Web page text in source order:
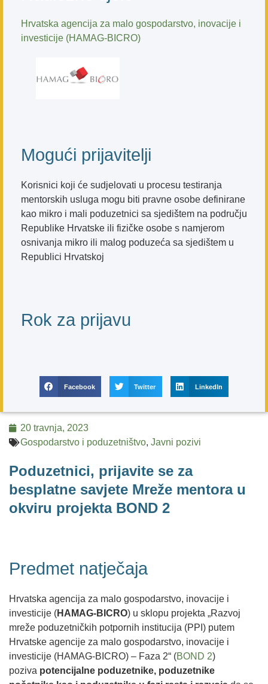
Hrvatska agencija za malo gospodarstvo, inovacije i
investicije (HAMAG-BICRO)
Mogući prijavitelji
Korisnici koji će sudjelovati u procesu testiranja
mentorskih usluga mogu biti pravne osobe definirane
kao mikro i mali poduzetnici sa sjedištem na području
Republike Hrvatske ili fizičke osobe s namjerom
osnivanja mikro ili malog poduzeća sa sjedištem u
Republici Hrvatskoj
Rok za prijavu
Facebook Twitter LinkedIn
20 travnja, 2023
Gospodarstvo i poduzetništvo, Javni pozivi
Poduzetnici, prijavite se za
besplatne savjete Mreže mentora u
okviru projekta BOND 2
Predmet natječaja
Hrvatska agencija za malo gospodarstvo, inovacije i
investicije (HAMAG-BICRO) u sklopu projekta „Razvoj
mreže poduzetničkih potpornih institucija (PPI) putem
Hrvatske agencije za malo gospodarstvo, inovacije i
investicije (HAMAG-BICRO) – Faza 2“ (BOND 2)
poziva potencijalne poduzetnike, poduzetnike